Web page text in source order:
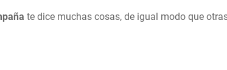
te dice muchas cosas, de igual modo que